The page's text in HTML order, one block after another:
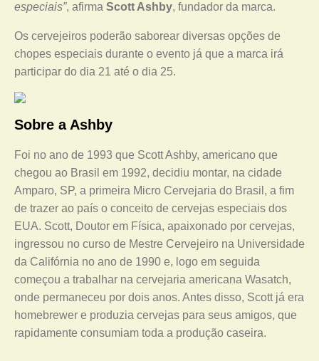
especiais”, afirma Scott Ashby, fundador da marca.
Os cervejeiros poderão saborear diversas opções de
chopes especiais durante o evento já que a marca irá
participar do dia 21 até o dia 25.
Sobre a Ashby
Foi no ano de 1993 que Scott Ashby, americano que
chegou ao Brasil em 1992, decidiu montar, na cidade
Amparo, SP, a primeira Micro Cervejaria do Brasil, a fim
de trazer ao país o conceito de cervejas especiais dos
EUA. Scott, Doutor em Física, apaixonado por cervejas,
ingressou no curso de Mestre Cervejeiro na Universidade
da Califórnia no ano de 1990 e, logo em seguida
começou a trabalhar na cervejaria americana Wasatch,
onde permaneceu por dois anos. Antes disso, Scott já era
homebrewer e produzia cervejas para seus amigos, que
rapidamente consumiam toda a produção caseira.